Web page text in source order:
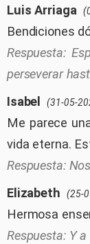
Luis Arriaga
Bendiciones
perseverar
Isabel
(31-05-
Me parece
vida eterna.
Elizabeth
(25-
Hermosa
Y